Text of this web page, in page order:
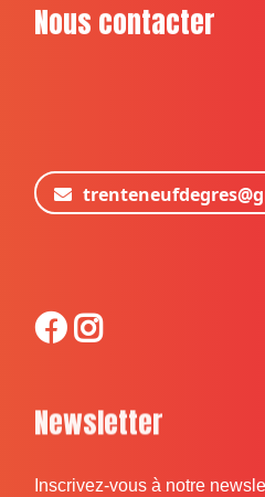
Nous contacter
Newsletter
Inscrivez-vous à notre